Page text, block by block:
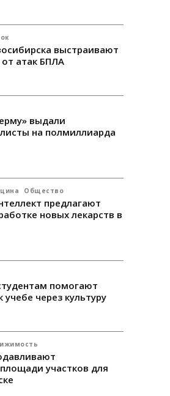
выстраивают
атак БПЛА
выдали
на полмиллиарда
Общество
предлагают
новых лекарств в
помогают
учебе через культуру
участков для